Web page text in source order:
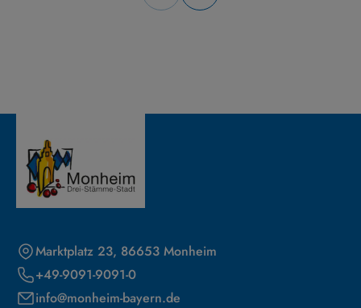
Marktplatz 23, 86653 Monheim
+49-9091-9091-0
info@monheim-bayern.de